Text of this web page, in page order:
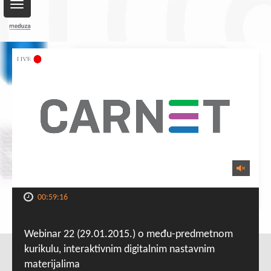
Toggle
navigation
00:59:16
Webinar 22 (29.01.2015.) o među-predmetnom
kurikulu, interaktivnim digitalnim nastavnim
materijalima